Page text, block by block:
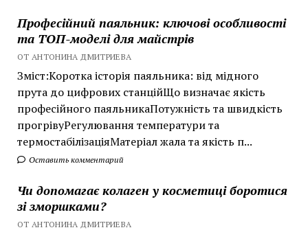
Професійний паяльник: ключові особливості
та ТОП-моделі для майстрів
ОТ АНТОНИНА ДМИТРИЕВА
Зміст:Коротка історія паяльника: від мідного
прута до цифрових станційЩо визначає якість
професійного паяльникаПотужність та швидкість
прогрівуРегулювання температури та
термостабілізаціяМатеріал жала та якість п...
Оставить комментарий
Чи допомагає колаген у косметиці боротися
зі зморшками?
ОТ АНТОНИНА ДМИТРИЕВА